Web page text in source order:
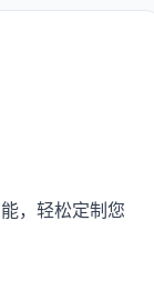
，轻松定制您